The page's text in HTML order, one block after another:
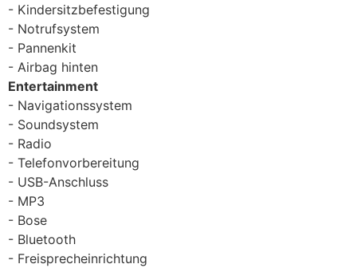
Kindersitzbefestigung
Notrufsystem
Pannenkit
Airbag hinten
Entertainment
Navigationssystem
Soundsystem
Radio
Telefonvorbereitung
USB-Anschluss
MP3
Bose
Bluetooth
Freisprecheinrichtung